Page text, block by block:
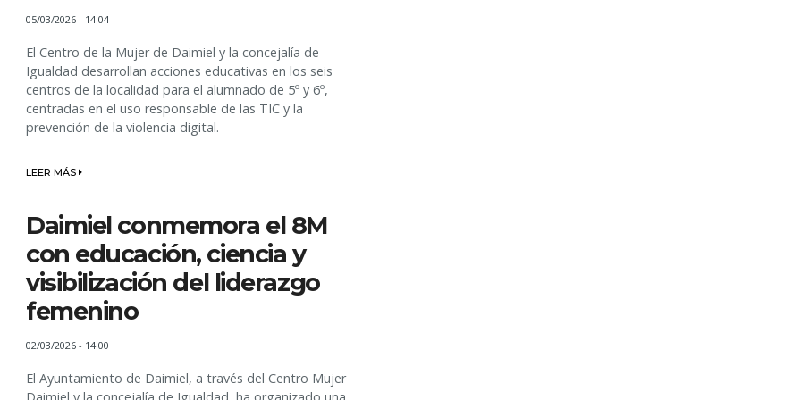
05/03/2026 - 14:04
El Centro de la Mujer de Daimiel y la concejalía de
Igualdad desarrollan acciones educativas en los seis
centros de la localidad para el alumnado de 5º y 6º,
centradas en el uso responsable de las TIC y la
prevención de la violencia digital.
LEER MÁS
Daimiel conmemora el 8M
con educación, ciencia y
visibilización del liderazgo
femenino
02/03/2026 - 14:00
El Ayuntamiento de Daimiel, a través del Centro Mujer